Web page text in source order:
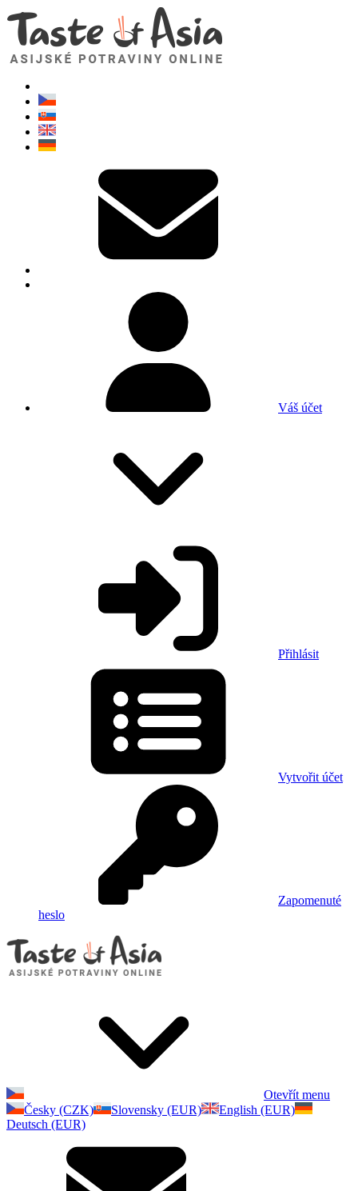
Váš účet
Přihlásit
Vytvořit účet
Zapomenuté
heslo
Otevřít menu
Česky (CZK)
Slovensky (EUR)
English (EUR)
Deutsch (EUR)
TasteOfAsia.cz
Neváhejte se zeptat. Jsem tady pro vás!